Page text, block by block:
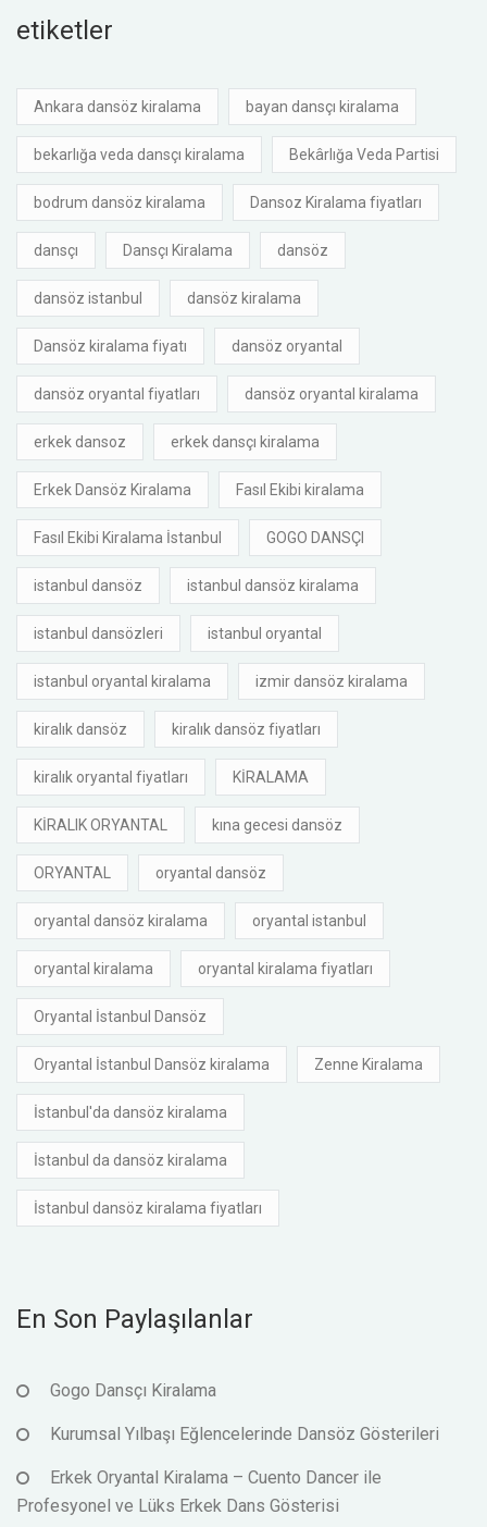
etiketler
Ankara dansöz kiralama bayan dansçı kiralama
bekarlığa veda dansçı kiralama Bekârlığa Veda Partisi
bodrum dansöz kiralama Dansoz Kiralama fiyatları
dansçı Dansçı Kiralama dansöz
dansöz istanbul dansöz kiralama
Dansöz kiralama fiyatı dansöz oryantal
dansöz oryantal fiyatları dansöz oryantal kiralama
erkek dansoz erkek dansçı kiralama
Erkek Dansöz Kiralama Fasıl Ekibi kiralama
Fasıl Ekibi Kiralama İstanbul GOGO DANSÇI
istanbul dansöz istanbul dansöz kiralama
istanbul dansözleri istanbul oryantal
istanbul oryantal kiralama izmir dansöz kiralama
kiralık dansöz kiralık dansöz fiyatları
kiralık oryantal fiyatları KİRALAMA
KİRALIK ORYANTAL kına gecesi dansöz
ORYANTAL oryantal dansöz
oryantal dansöz kiralama oryantal istanbul
oryantal kiralama oryantal kiralama fiyatları
Oryantal İstanbul Dansöz
Oryantal İstanbul Dansöz kiralama Zenne Kiralama
İstanbul'da dansöz kiralama
İstanbul da dansöz kiralama
İstanbul dansöz kiralama fiyatları
En Son Paylaşılanlar
Gogo Dansçı Kiralama
Kurumsal Yılbaşı Eğlencelerinde Dansöz Gösterileri
Erkek Oryantal Kiralama – Cuento Dancer ile
Profesyonel ve Lüks Erkek Dans Gösterisi